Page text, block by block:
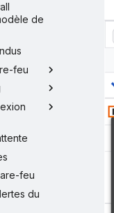
de
feu
feu
du